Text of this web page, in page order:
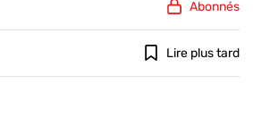
Abonnés
Lire plus tard